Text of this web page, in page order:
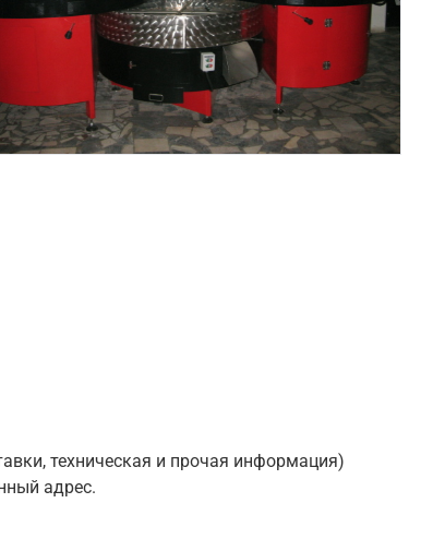
техническая и прочая информация)
адрес.